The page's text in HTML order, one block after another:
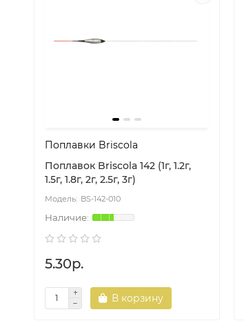
Поплавки Briscola
Поплавок Briscola 142 (1г, 1.2г,
1.5г, 1.8г, 2г, 2.5г, 3г)
BS-142-010
5.30р.
В корзину